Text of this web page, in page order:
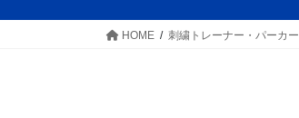
HOME 刺繍トレーナー・パーカー